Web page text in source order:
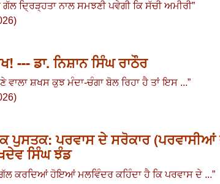
ਦ੍ਰਿੜ੍ਹਤਾ ਨਾਲ ਸਮਝਣੀ ਪਵੇਗੀ ਕਿ ਸੱਚੀ ਅਮੀਰੀ”
--- ਡਾ. ਨਿਸ਼ਾਨ ਸਿੰਘ ਰਾਠੌਰ
ਵਾਲਾ ਸ਼ਖਸ ਕੁਝ ਮੰਦਾ-ਚੰਗਾ ਬੋਲ ਰਿਹਾ ਹੈ ਤਾਂ ਇਸ ...”
ਪੁਸਤਕ: ਪਰਵਾਸ ਦੇ ਸਰੋਕਾਰ
ਸਿੰਘ ਝੰਡ
ਗੱਲ ਕਰਦਿਆਂ ਹੋਇਆਂ ਮਲਵਿੰਦਰ ਕਹਿੰਦਾ ਹੈ ਕਿ ਪਰਵਾਸ ਦੇ ...”